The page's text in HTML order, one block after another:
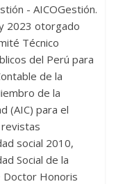
- AICOGestión.
2023 otorgado
Técnico
del Perú para
de la
de la
(AIC) para el
social 2010,
Social de la
Doctor Honoris